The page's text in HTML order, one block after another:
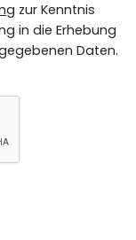
zur Kenntnis
in die Erhebung
Daten.